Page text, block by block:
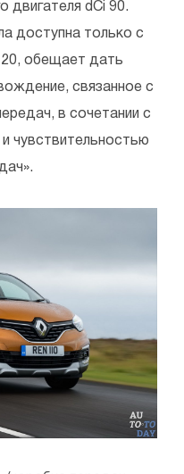
двигателя dCi 90.
доступна только с
обещает дать
связанное с
в сочетании с
чувствительностью